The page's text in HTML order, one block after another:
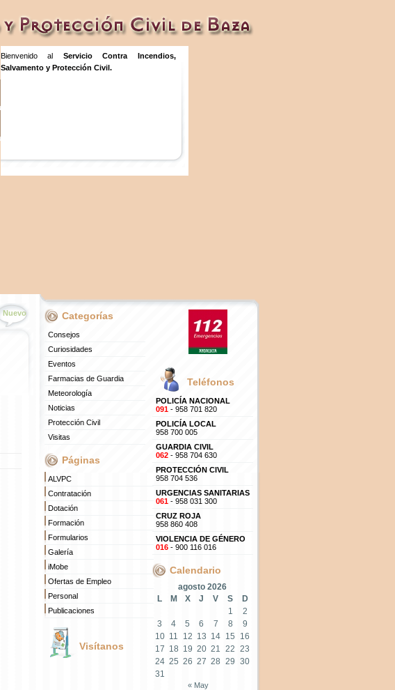
Bienvenido al Servicio Contra Incendios,
Salvamento y Protección Civil.
Nuevo Categorías
Consejos
Curiosidades
Eventos
Farmacias de Guardia
Meteorología
Noticias
Protección Civil
Visitas
Páginas
ALVPC
Contratación
Dotación
Formación
Formularios
Galería
iMobe
Ofertas de Empleo
Personal
Publicaciones
Visítanos
Teléfonos
POLICÍA NACIONAL
091- 958 701 820
POLICÍA LOCAL
958 700 005
GUARDIA CIVIL
062- 958 704 630
PROTECCIÓN CIVIL
958 704 536
URGENCIAS SANITARIAS
061- 958 031 300
CRUZ ROJA
958 860 408
VIOLENCIA DE GÉNERO
016- 900 116 016
Calendario
agosto 2026
L
M X J V S
D
1
2
3
4 5 6 7 8
9
10 11 12 13 14 15
16
17 18 19 20 21 22 23
24 25 26 27 28 29 30
31
« May